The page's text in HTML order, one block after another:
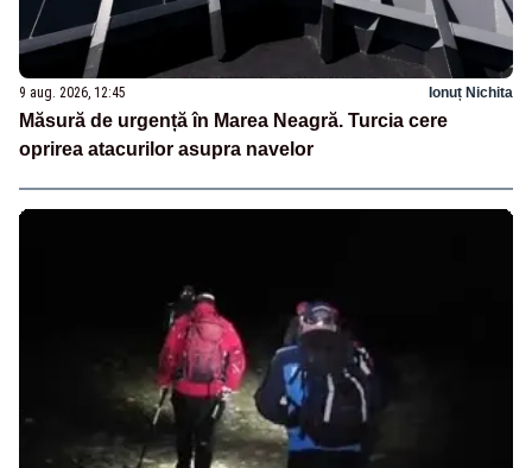
9 aug. 2026, 12:45 Ionuț Nichita
Măsură de urgență în Marea Neagră. Turcia cere
oprirea atacurilor asupra navelor